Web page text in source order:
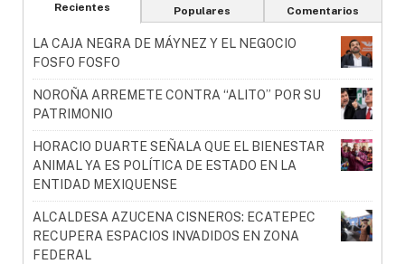
Recientes Populares Comentarios
LA CAJA NEGRA DE MÁYNEZ Y EL NEGOCIO
FOSFO FOSFO
NOROÑA ARREMETE CONTRA “ALITO” POR SU
PATRIMONIO
HORACIO DUARTE SEÑALA QUE EL BIENESTAR
ANIMAL YA ES POLÍTICA DE ESTADO EN LA
ENTIDAD MEXIQUENSE
ALCALDESA AZUCENA CISNEROS: ECATEPEC
RECUPERA ESPACIOS INVADIDOS EN ZONA
FEDERAL